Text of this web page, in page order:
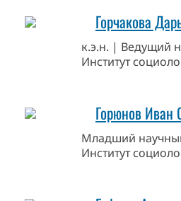
Горчакова
к.э.н. | Ведущий
Институт
Горюнов Иван
Младший
Институт